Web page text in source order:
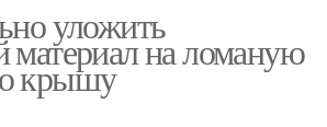
уложить
материал на ломаную
крышу